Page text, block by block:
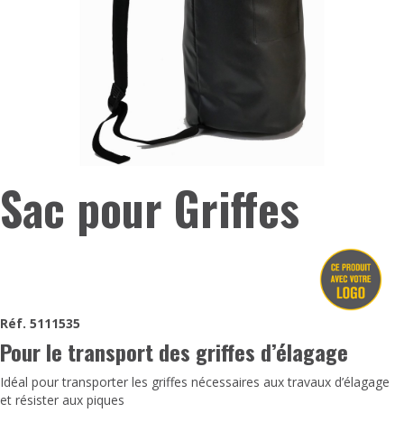
Sac pour Griffes
Réf. 5111535
Pour le transport des griffes d’élagage
Idéal pour transporter les griffes nécessaires aux travaux d’élagage
et résister aux piques